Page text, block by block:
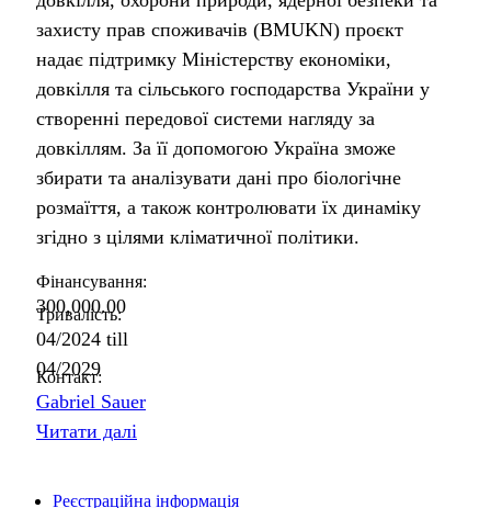
захисту прав споживачів (BMUKN) проєкт
надає підтримку Міністерству економіки,
довкілля та сільського господарства України у
створенні передової системи нагляду за
довкіллям. За її допомогою Україна зможе
збирати та аналізувати дані про біологічне
розмаїття, а також контролювати їх динаміку
згідно з цілями кліматичної політики.
Фінансування:
300,000.00
Тривалість:
04/2024 till
04/2029
Контакт:
Gabriel Sauer
Читати далі
Реєстраційна інформація